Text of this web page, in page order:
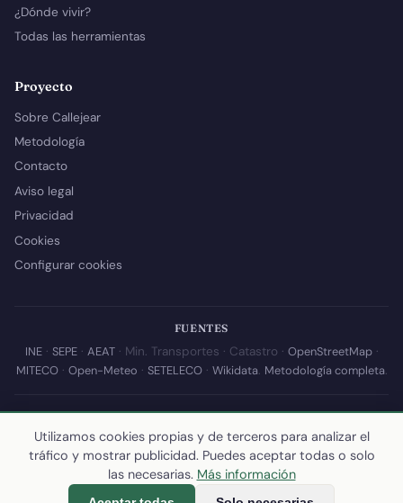
¿Dónde vivir?
Todas las herramientas
Proyecto
Sobre Callejear
Metodología
Contacto
Aviso legal
Privacidad
Cookies
Configurar cookies
FUENTES
INE· SEPE· AEAT· Min. Transportes · Catastro · OpenStreetMap·
MITECO· Open-Meteo · SETELECO· Wikidata. Metodología completa.
© 2026 Callejear.com — Directorio municipal de España con datos
abiertos. Desarrollado y mantenido porYoel Castaño.
Última actualización de esta página:10 de julio de 2026
calculamos los datos
Utilizamos cookies propias y de terceros para analizar el
tráfico y mostrar publicidad. Puedes aceptar todas o solo
las necesarias. Más información